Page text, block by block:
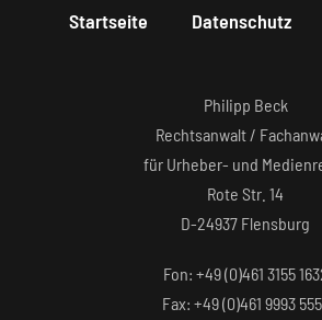
Startseite Datenschutz
Philipp Beck
Rechtsanwalt /
für Urheber- und
Rote Str. 14
D-24937 Flensburg
Fon: +49 (0)461 3155
Fax: +49 (0)461 9993